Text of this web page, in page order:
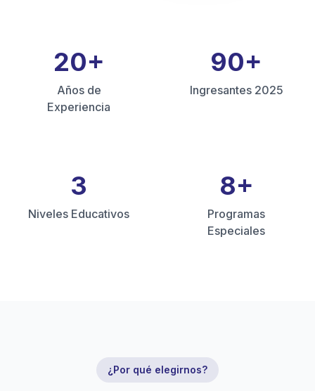
20+
Años de
Experiencia
90+
Ingresantes 2025
3
Niveles Educativos
8+
Programas
Especiales
¿Por qué elegirnos?